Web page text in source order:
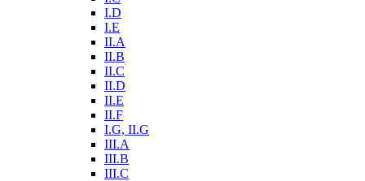
I.D
I.E
II.A
II.B
II.C
II.D
II.E
II.F
I.G, II.G
III.A
III.B
III.C